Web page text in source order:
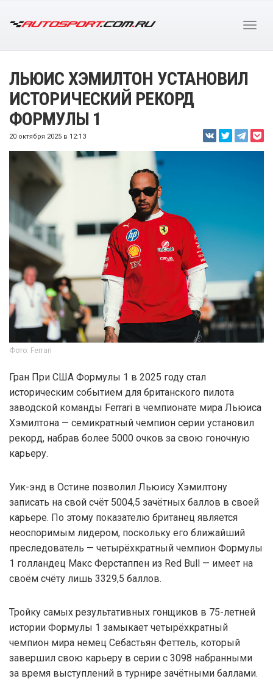
ЛЬЮИС ХЭМИЛТОН УСТАНОВИЛ
ИСТОРИЧЕСКИЙ РЕКОРД
ФОРМУЛЫ 1
20 октября 2025 в 12:13
Фото: Ferrari
Гран При США Формулы 1 в 2025 году стал
историческим событием для британского пилота
заводской команды Ferrari в чемпионате мира Льюиса
Хэмилтона — семикратный чемпион серии установил
рекорд, набрав более 5000 очков за свою гоночную
карьеру.
Уик-энд в Остине позволил Льюису Хэмилтону
записать на свой счёт 5004,5 зачётных баллов в своей
карьере. По этому показателю британец является
неоспоримым лидером, поскольку его ближайший
преследователь — четырёхкратный чемпион Формулы
1 голландец Макс Ферстаппен из Red Bull — имеет на
своём счёту лишь 3329,5 баллов.
Тройку самых результативных гонщиков в 75-летней
истории Формулы 1 замыкает четырёхкратный
чемпион мира немец Себастьян Феттель, который
завершил свою карьеру в серии с 3098 набранными
за время выступлений в турнире зачётными баллами.